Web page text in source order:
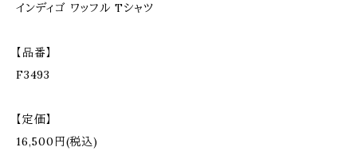
インディゴ ワッフル Tシャツ
【品番】
F3493
【定価】
16,500円(税込)